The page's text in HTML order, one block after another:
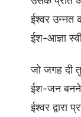
ईश्वर उन्नत
ईश-आज्ञा
जो जगह दी
ईश-जन बनने
ईश्वर द्वारा